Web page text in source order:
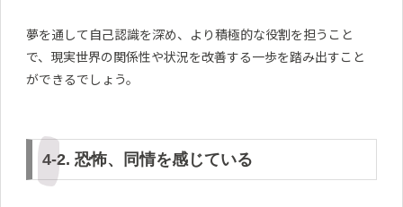
夢を通して自己認識を深め、より積極的な役割を担うこと
で、現実世界の関係性や状況を改善する一歩を踏み出すこと
ができるでしょう。
4-2. 恐怖、同情を感じている